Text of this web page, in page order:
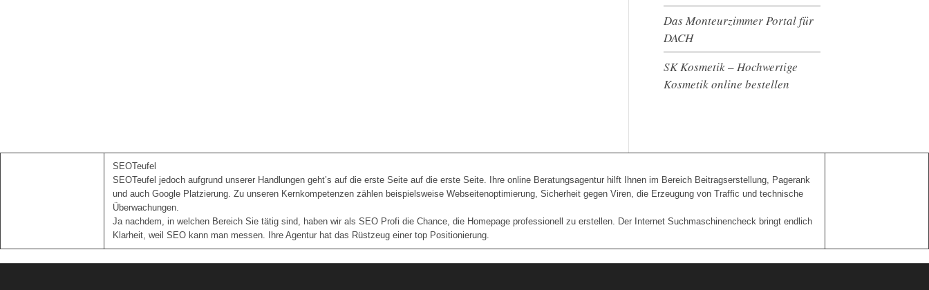
Das Monteurzimmer Portal für
DACH
SK Kosmetik – Hochwertige
Kosmetik online bestellen
SEOTeufel
SEOTeufel jedoch aufgrund unserer Handlungen geht’s auf die erste Seite auf die erste Seite. Ihre online Beratungsagentur hilft Ihnen im Bereich Beitragserstellung, Pagerank
und auch Google Platzierung. Zu unseren Kernkompetenzen zählen beispielsweise Webseitenoptimierung, Sicherheit gegen Viren, die Erzeugung von Traffic und technische
Überwachungen.
Ja nachdem, in welchen Bereich Sie tätig sind, haben wir als SEO Profi die Chance, die Homepage professionell zu erstellen. Der Internet Suchmaschinencheck bringt endlich
Klarheit, weil SEO kann man messen. Ihre Agentur hat das Rüstzeug einer top Positionierung.